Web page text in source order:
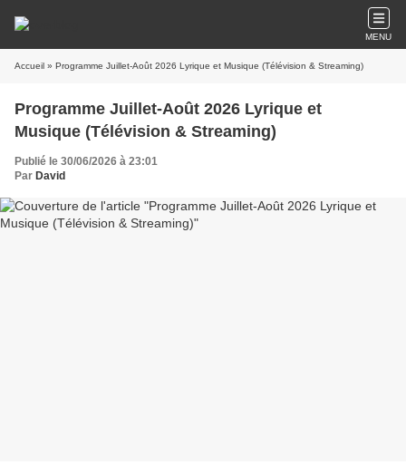
MENU
Accueil » Programme Juillet-Août 2026 Lyrique et Musique (Télévision & Streaming)
Programme Juillet-Août 2026 Lyrique et
Musique (Télévision & Streaming)
Publié le 30/06/2026 à 23:01
Par David